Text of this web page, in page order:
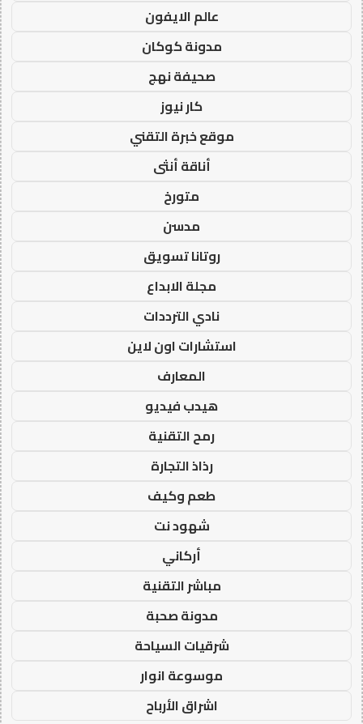
عالم الايفون
مدونة كوكان
صحيفة نهج
كار نيوز
موقع خبرة التقني
أناقة أنثى
متورخ
مدسن
روتانا تسويق
مجلة الابداع
نادي الترددات
استشارات اون لاين
المعارف
هيدب فيديو
رمح التقنية
رذاذ التجارة
طعم وكيف
شهود نت
أركاني
مباشر التقنية
مدونة صحبة
شرقيات السياحة
موسوعة انوار
اشراق الأرباح